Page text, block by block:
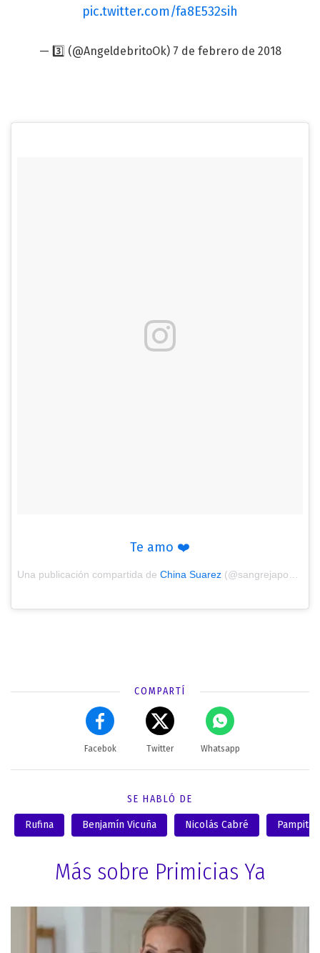
pic.twitter.com/fa8E532sih
— ️3️⃣ (@AngeldebritoOk) 7 de febrero de 2018
Te amo ❤️
Una publicación compartida de China Suarez (@sangrejaponesa) el
COMPARTÍ
Facebok Twitter Whatsapp
SE HABLÓ DE
Rufina Benjamín Vicuña Nicolás Cabré Pampita
Más sobre Primicias Ya